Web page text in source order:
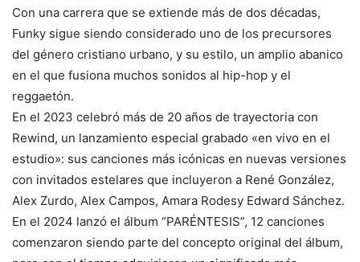
Con una carrera que se extiende más de dos décadas,
Funky sigue siendo considerado uno de los precursores
del género cristiano urbano, y su estilo, un amplio abanico
en el que fusiona muchos sonidos al hip-hop y el
reggaetón.
En el 2023 celebró más de 20 años de trayectoria con
Rewind, un lanzamiento especial grabado «en vivo en el
estudio»: sus canciones más icónicas en nuevas versiones
con invitados estelares que incluyeron a René González,
Alex Zurdo, Alex Campos, Amara Rodesy Edward Sánchez.
En el 2024 lanzó el álbum “PARÉNTESIS”, 12 canciones
comenzaron siendo parte del concepto original del álbum,